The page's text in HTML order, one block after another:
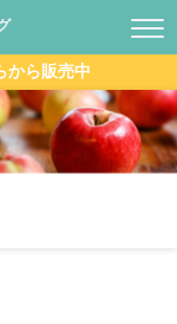
から販売中